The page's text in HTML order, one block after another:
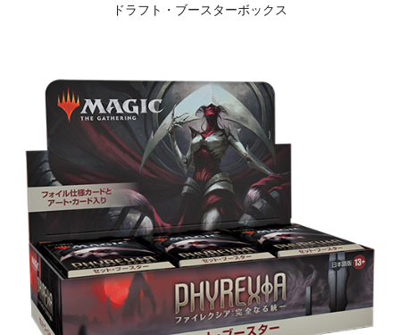
ドラフト・ブースターボックス